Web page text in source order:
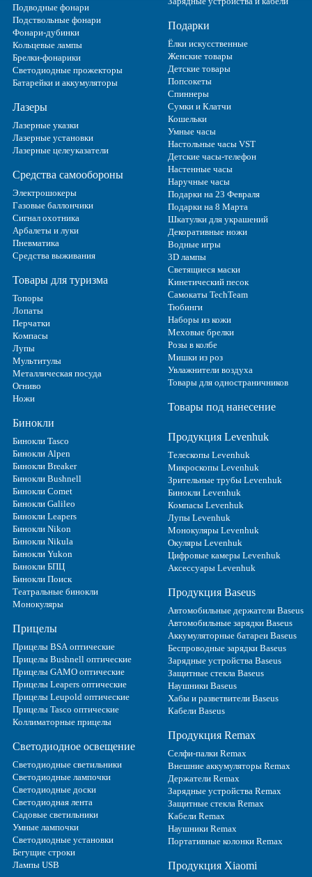
Подводные фонари
Подствольные фонари
Фонари-дубинки
Кольцевые лампы
Брелки-фонарики
Светодиодные прожекторы
Батарейки и аккумуляторы
Лазеры
Лазерные указки
Лазерные установки
Лазерные целеуказатели
Средства самообороны
Электрошокеры
Газовые баллончики
Сигнал охотника
Арбалеты и луки
Пневматика
Средства выживания
Товары для туризма
Топоры
Лопаты
Перчатки
Компасы
Лупы
Мультитулы
Металлическая посуда
Огниво
Ножи
Бинокли
Бинокли Tasco
Бинокли Alpen
Бинокли Breaker
Бинокли Bushnell
Бинокли Comet
Бинокли Galileo
Бинокли Leapers
Бинокли Nikon
Бинокли Nikula
Бинокли Yukon
Бинокли БПЦ
Бинокли Поиск
Театральные бинокли
Монокуляры
Прицелы
Прицелы BSA оптические
Прицелы Bushnell оптические
Прицелы GAMO оптические
Прицелы Leapers оптические
Прицелы Leupold оптические
Прицелы Tasco оптические
Коллиматорные прицелы
Светодиодное освещение
Светодиодные светильники
Светодиодные лампочки
Светодиодные доски
Светодиодная лента
Садовые светильники
Умные лампочки
Светодиодные установки
Бегущие строки
Лампы USB
Подарки
Ёлки искусственные
Женские товары
Детские товары
Попсокеты
Спиннеры
Сумки и Клатчи
Кошельки
Умные часы
Настольные часы VST
Детские часы-телефон
Настенные часы
Наручные часы
Подарки на 23 Февраля
Подарки на 8 Марта
Шкатулки для украшений
Декоративные ножи
Водные игры
3D лампы
Светящиеся маски
Кинетический песок
Самокаты TechTeam
Тюбинги
Наборы из кожи
Меховые брелки
Розы в колбе
Мишки из роз
Увлажнители воздуха
Товары для одностраничников
Товары под нанесение
Продукция Levenhuk
Телескопы Levenhuk
Микроскопы Levenhuk
Зрительные трубы Levenhuk
Бинокли Levenhuk
Компасы Levenhuk
Лупы Levenhuk
Монокуляры Levenhuk
Окуляры Levenhuk
Цифровые камеры Levenhuk
Аксессуары Levenhuk
Продукция Baseus
Автомобильные держатели Baseus
Автомобильные зарядки Baseus
Аккумуляторные батареи Baseus
Беспроводные зарядки Baseus
Зарядные устройства Baseus
Защитные стекла Baseus
Наушники Baseus
Хабы и разветвители Baseus
Кабели Baseus
Продукция Remax
Селфи-палки Remax
Внешние аккумуляторы Remax
Держатели Remax
Зарядные устройства Remax
Защитные стекла Remax
Кабели Remax
Наушники Remax
Портативные колонки Remax
Продукция Xiaomi